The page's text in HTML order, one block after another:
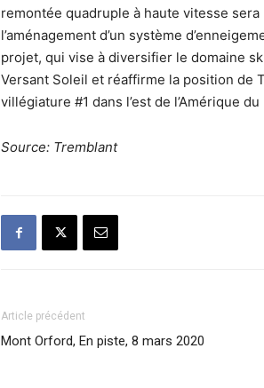
remontée quadruple à haute vitesse
l’aménagement d’un système
projet, qui vise à diversifier le domaine
Versant Soleil et réaffirme la position de
villégiature #1 dans l’est de l’Amérique du
Source: Tremblant
Article précédent
Mont Orford, En piste, 8 mars 2020